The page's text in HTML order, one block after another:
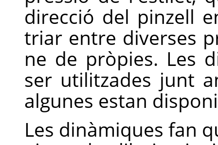
direcció del pinzell
triar entre diverses
ne de pròpies. Les
ser utilitzades junt
algunes estan
Les dinàmiques fan